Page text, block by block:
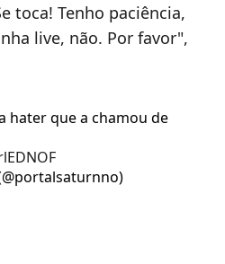
toca! Tenho paciência,
live, não. Por favor",
hater que a chamou de